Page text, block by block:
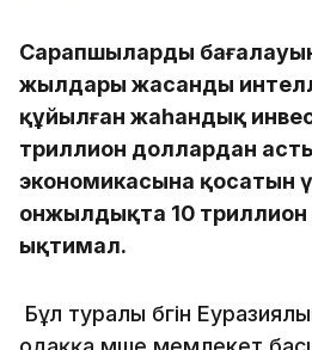
Сарапшылардың
жылдары жасанды
құйылған жаһандық
триллион доллардан
экономикасына қосатын
онжылдықта 10
ықтимал.
Бұл туралы бүгін